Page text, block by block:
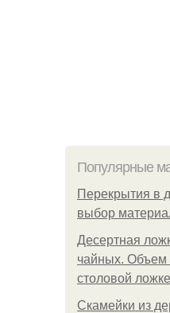
Популярные
Перекрытия в
выбор
Десертная
чайных. Объем
столовой ложке
Скамейки из